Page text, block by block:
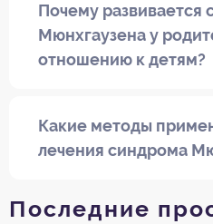
Почему развивается
Мюнхгаузена у
отношению к детям?
Какие методы
лечения синдрома
Последние